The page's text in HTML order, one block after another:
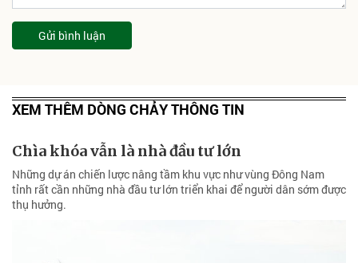
Gửi bình luận
XEM THÊM DÒNG CHẢY THÔNG TIN
Chìa khóa vẫn là nhà đầu tư lớn
Những dự án chiến lược nâng tầm khu vực như vùng Đông Nam
tỉnh rất cần những nhà đầu tư lớn triển khai để người dân sớm được
thụ hưởng.